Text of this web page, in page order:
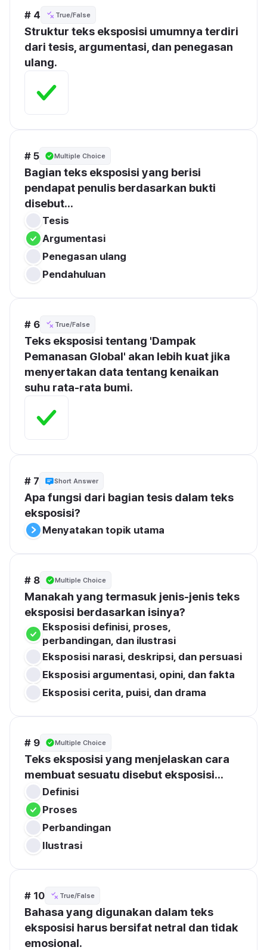
# 4 True/False
Struktur teks eksposisi umumnya terdiri
dari tesis, argumentasi, dan penegasan
ulang.
# 5 Multiple Choice
Bagian teks eksposisi yang berisi
pendapat penulis berdasarkan bukti
disebut...
Tesis
Argumentasi
Penegasan ulang
Pendahuluan
# 6 True/False
Teks eksposisi tentang 'Dampak
Pemanasan Global' akan lebih kuat jika
menyertakan data tentang kenaikan
suhu rata-rata bumi.
# 7 Short Answer
Apa fungsi dari bagian tesis dalam teks
eksposisi?
Menyatakan topik utama
# 8 Multiple Choice
Manakah yang termasuk jenis-jenis teks
eksposisi berdasarkan isinya?
Eksposisi definisi, proses,
perbandingan, dan ilustrasi
Eksposisi narasi, deskripsi, dan persuasi
Eksposisi argumentasi, opini, dan fakta
Eksposisi cerita, puisi, dan drama
# 9 Multiple Choice
Teks eksposisi yang menjelaskan cara
membuat sesuatu disebut eksposisi...
Definisi
Proses
Perbandingan
Ilustrasi
# 10 True/False
Bahasa yang digunakan dalam teks
eksposisi harus bersifat netral dan tidak
emosional.